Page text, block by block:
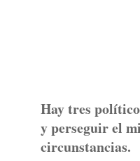
Hay tres
y perseguir el
circunstancias.